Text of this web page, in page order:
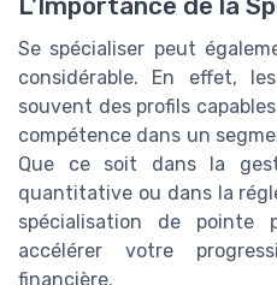
L'Importance de la
Se spécialiser peut
considérable. En effet,
souvent des profils
compétence dans un
Que ce soit dans la
quantitative ou dans la
spécialisation de pointe
accélérer votre
financière.